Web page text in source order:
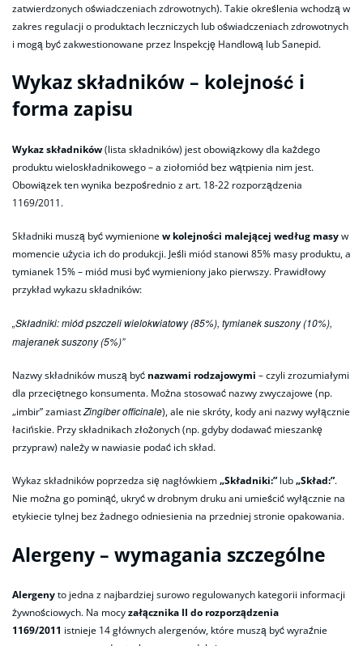
zatwierdzonych oświadczeniach zdrowotnych). Takie określenia wchodzą w
zakres regulacji o produktach leczniczych lub oświadczeniach zdrowotnych
i mogą być zakwestionowane przez Inspekcję Handlową lub Sanepid.
Wykaz składników – kolejność i
forma zapisu
Wykaz składników(lista składników) jest obowiązkowy dla każdego
produktu wieloskładnikowego – a ziołomiód bez wątpienia nim jest.
Obowiązek ten wynika bezpośrednio z art. 18-22 rozporządzenia
1169/2011.
Składniki muszą być wymienionew kolejności malejącej według masyw
momencie użycia ich do produkcji. Jeśli miód stanowi 85% masy produktu, a
tymianek 15% – miód musi być wymieniony jako pierwszy. Prawidłowy
przykład wykazu składników:
„Składniki: miód pszczeli wielokwiatowy (85%), tymianek suszony (10%),
majeranek suszony (5%)”
Nazwy składników muszą być nazwami rodzajowymi – czyli zrozumiałymi
dla przeciętnego konsumenta. Można stosować nazwy zwyczajowe (np.
„imbir” zamiastZingiber officinale), ale nie skróty, kody ani nazwy wyłącznie
łacińskie. Przy składnikach złożonych (np. gdyby dodawać mieszankę
przypraw) należy w nawiasie podać ich skład.
Wykaz składników poprzedza się nagłówkiem„Składniki:” lub„Skład:”.
Nie można go pominąć, ukryć w drobnym druku ani umieścić wyłącznie na
etykiecie tylnej bez żadnego odniesienia na przedniej stronie opakowania.
Alergeny – wymagania szczególne
Alergenyto jedna z najbardziej surowo regulowanych kategorii informacji
żywnościowych. Na mocyzałącznika II do rozporządzenia
1169/2011 istnieje 14 głównych alergenów, które muszą być wyraźnie